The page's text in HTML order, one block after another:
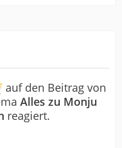
auf den Beitrag von
Alles zu Monju
reagiert.